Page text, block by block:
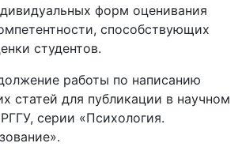
способствующих
студентов.
работы по написанию
статей для публикации в научном
серии «Психология.
семинара — И. И. Воронцова,